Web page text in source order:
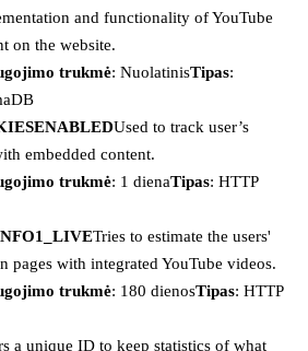
and functionality of YouTube
on the website.
trukmė: NuolatinisTipas:
Used to track user’s
embedded content.
trukmė: 1 dienaTipas: HTTP
Tries to estimate the users'
pages with integrated YouTube videos.
trukmė: 180 dienosTipas: HTTP
a unique ID to keep statistics of what